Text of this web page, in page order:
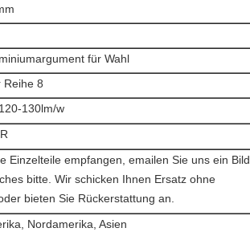
für Wahl
Reihe 8
130lm/w
Einzelteile empfangen, emailen Sie uns ein Bild
bitte. Wir schicken Ihnen Ersatz ohne
bieten Sie Rückerstattung an.
Nordamerika, Asien